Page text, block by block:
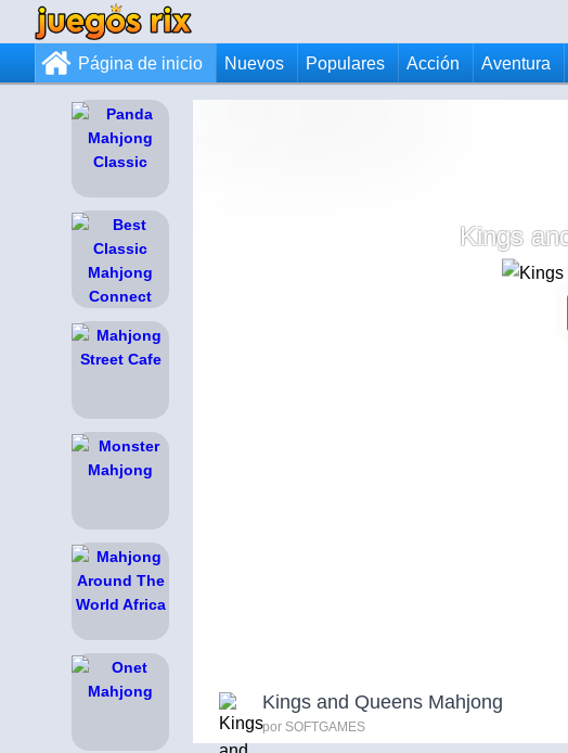
Página de inicio Nuevos Populares Acción Aventura
Kings
Kings and Queens Mahjong
por SOFTGAMES